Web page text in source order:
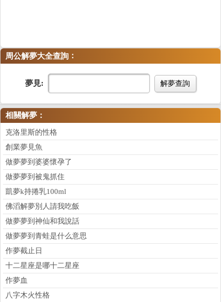
周公解夢大全查詢 ：
夢見: 解夢查詢
相關解夢：
克洛里斯的性格
創業夢見魚
做夢夢到婆婆懷孕了
做夢夢到被鬼抓住
凱夢k持捲乳100ml
佛滔解夢別人請我吃飯
做夢夢到神仙和我說話
做夢夢到青蛙是什么意思
作夢截止日
十二星座是哪十二星座
作夢血
八字木火性格